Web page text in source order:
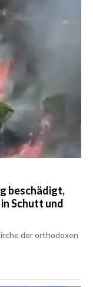
beschädigt,
Schutt und
der orthodoxen